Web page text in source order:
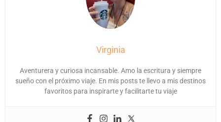
Virginia
Aventurera y curiosa incansable. Amo la escritura y siempre
sueño con el próximo viaje. En mis posts te llevo a mis destinos
favoritos para inspirarte y facilitarte tu viaje